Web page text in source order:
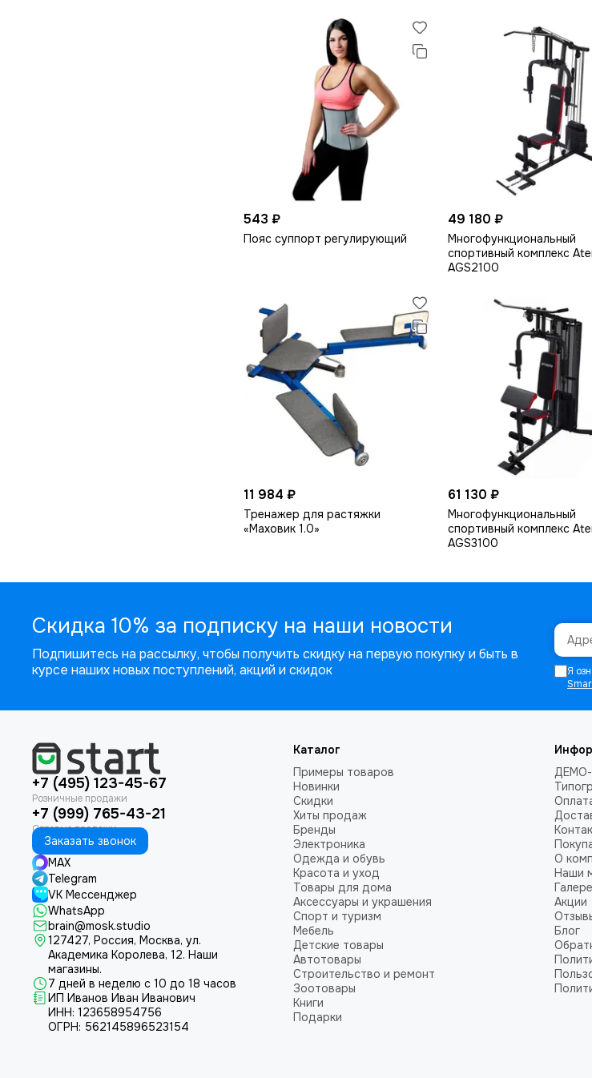
543 ₽
Пояс суппорт регулирующий
49 180 ₽
Многофункциональный
спортивный комплекс
AGS2100
11 984 ₽
Тренажер для растяжки
«Маховик 1.0»
61 130 ₽
Многофункциональный
спортивный комплекс
AGS3100
Скидка 10% за подписку на наши новости
Подпишитесь на рассылку, чтобы получить скидку на первую покупку и быть в
курсе наших новых поступлений, акций и скидок
Я
+7 (495) 123-45-67
+7 (999) 765-43-21
Заказать звонок
MAX
Telegram
VK Мессенджер
WhatsApp
brain@mosk.studio
127427, Россия, Москва, ул.
Академика Королева, 12. Наши
магазины.
7 дней в неделю с 10 до 18 часов
ИП Иванов Иван Иванович
ИНН: 123658954756
ОГРН: 562145896523154
Каталог
Примеры товаров
Новинки
Скидки
Хиты продаж
Бренды
Электроника
Одежда и обувь
Красота и уход
Товары для дома
Аксессуары и украшения
Спорт и туризм
Мебель
Детские товары
Автотовары
Строительство и ремонт
Зоотовары
Книги
Подарки
О
Наши
Акции
Блог